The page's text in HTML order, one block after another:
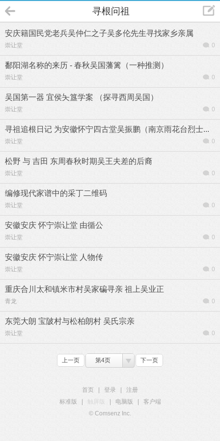
寻根问祖
安庆籍国民党老兵吴仲仁之子吴多伦先生寻找家乡亲属
崇让堂 0
鄱阳湖名称的来历 - 春秋吴国藩篱（一种推测）
崇让堂 0
吴国第一器 宜侯夨簋学案 （探寻西周吴国）
崇让堂 0
寻祖追根日记 为安徽怀宁四古堂吴振鹏（南京雨花台烈士...
崇让堂 0
松野 与 吉田 东周春秋时期吴王夫差的后裔
崇让堂 0
编修现代家谱中的采丁二维码
崇让堂 0
安徽安庆 怀宁崇让堂 由循公
崇让堂 0
安徽安庆 怀宁崇让堂 人物传
崇让堂 0
重庆合川太和镇米市村吴家碥寻亲 祖上吴业正
青龙 0
东莞大朗 宝陂村与松柏朗村 吴氏宗亲
崇让堂 0
上一页 第4页 下一页
首页 登录
注册
标准版
触屏版 电脑版
客户端
© Comsenz Inc.